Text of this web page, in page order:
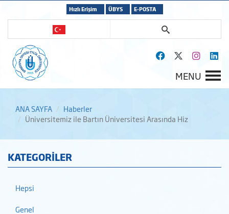
Hızlı Erişim ÜBYS E-POSTA
MENU
ANA SAYFA
Haberler
Üniversitemiz ile Bartın Üniversitesi Arasında Hiz
KATEGORİLER
Hepsi
Genel